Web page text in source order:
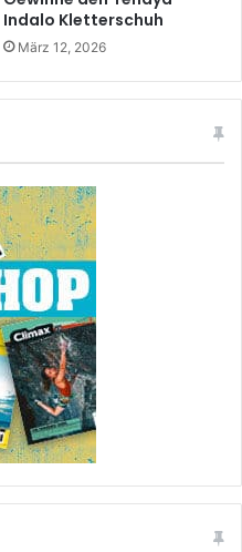
Indalo Kletterschuh
März 12, 2026